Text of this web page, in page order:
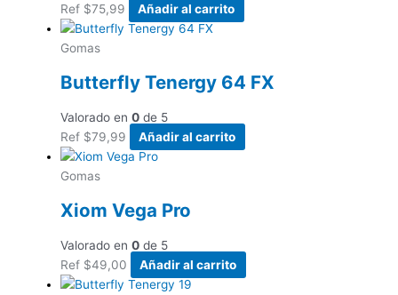
Ref $75,99 Añadir al carrito
Gomas
Butterfly Tenergy 64 FX
Valorado en 0 de 5
Ref $79,99 Añadir al carrito
Gomas
Xiom Vega Pro
Valorado en 0 de 5
Ref $49,00 Añadir al carrito